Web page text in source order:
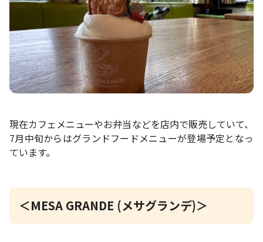
現在カフェメニューやお弁当などを店内で販売していて、
7月中旬からはグランドフードメニューが登場予定となっ
ています。
＜MESA GRANDE (メサグランデ)＞